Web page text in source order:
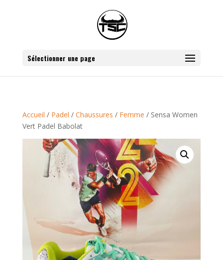
Sélectionner une page
Accueil / Padel / Chaussures / Femme / Sensa Women
Vert Padel Babolat